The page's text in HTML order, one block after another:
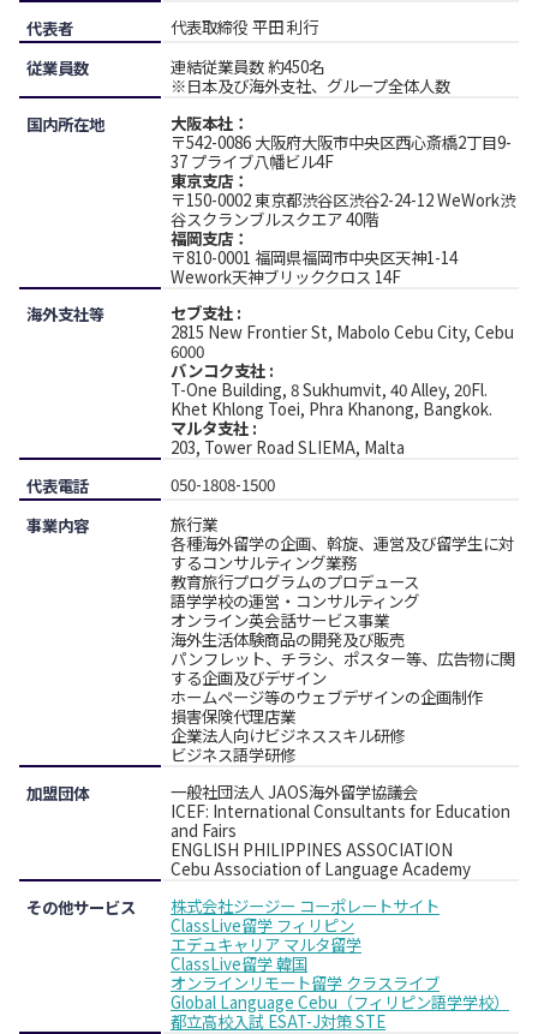
代表者
代表取締役 平田 利行
従業員数
連結従業員数 約450名
※日本及び海外支社、グループ全体人数
国内所在地
大阪本社：
〒542-0086 大阪府大阪市中央区西心斎橋2丁目9-
37 プライブ八幡ビル4F
東京支店：
〒150-0002 東京都渋谷区渋谷2-24-12 WeWork渋
谷スクランブルスクエア 40階‍
福岡支店：
〒810-0001 福岡県福岡市中央区天神1-14
Wework天神ブリッククロス 14F
海外支社等
セブ支社 :
2815 New Frontier St, Mabolo Cebu City, Cebu
6000
バンコク支社 :
T-One Building, 8 Sukhumvit, 40 Alley, 20Fl.
Khet Khlong Toei, Phra Khanong, Bangkok.‍
マルタ支社 :
203, Tower Road SLIEMA, Malta
代表電話
050-1808-1500
事業内容
旅行業
各種海外留学の企画、斡旋、運営及び留学生に対
するコンサルティング業務
教育旅行プログラムのプロデュース
語学学校の運営・コンサルティング
オンライン英会話サービス事業
海外生活体験商品の開発及び販売
パンフレット、チラシ、ポスター等、広告物に関
する企画及びデザイン
ホームページ等のウェブデザインの企画制作
損害保険代理店業
企業法人向けビジネススキル研修
ビジネス語学研修
加盟団体
一般社団法人 JAOS海外留学協議会
ICEF: International Consultants for Education
and Fairs
ENGLISH PHILIPPINES ASSOCIATION
Cebu Association of Language Academy
その他サービス
株式会社ジージー コーポレートサイト
ClassLive留学 フィリピン
エデュキャリア マルタ留学
ClassLive留学 韓国
オンラインリモート留学 クラスライブ
Global Language Cebu（フィリピン語学学校）
都立高校入試 ESAT-J対策 STE